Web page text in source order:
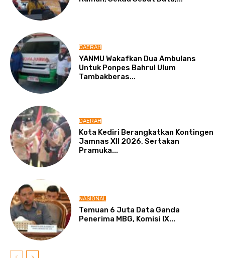
DAERAH
YANMU Wakafkan Dua Ambulans
Untuk Ponpes Bahrul Ulum
Tambakberas...
DAERAH
Kota Kediri Berangkatkan Kontingen
Jamnas XII 2026, Sertakan
Pramuka...
NASIONAL
Temuan 6 Juta Data Ganda
Penerima MBG, Komisi IX...